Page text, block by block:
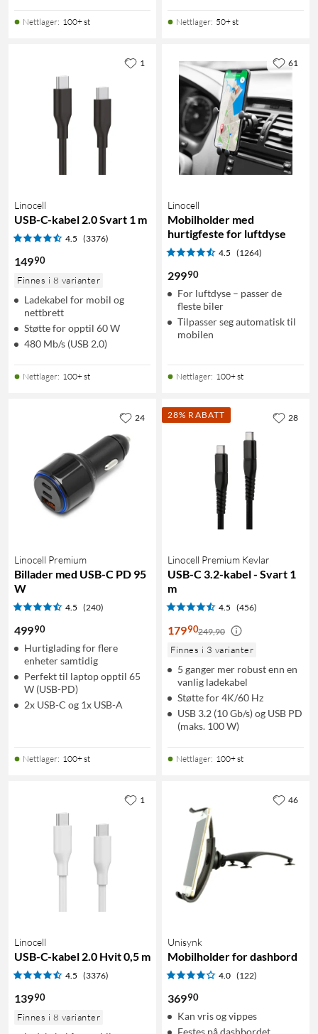
Nettlager: 100+ st Nettlager: 50+ st
Linocell
USB-C-kabel 2.0 Svart 1 m
4.5 (3376)
14990
Finnes i 8 varianter
Ladekabel for mobil og
nettbrett
Støtte for opptil 60 W
480 Mb/s (USB 2.0)
Nettlager: 100+ st
1
Linocell
Mobilholder med
hurtigfeste for luftdyse
4.5 (1264)
29990
For luftdyse – passer de
fleste biler
Tilpasser seg automatisk til
mobilen
Nettlager: 100+ st
61
Linocell Premium
Billader med USB-C PD 95
W
4.5 (240)
49990
Hurtiglading for flere
enheter samtidig
Perfekt til laptop opptil 65
W (USB-PD)
2x USB-C og 1x USB-A
Nettlager: 100+ st
24 28% RABATT
Linocell Premium Kevlar
USB-C 3.2-kabel - Svart 1
m
4.5 (456)
17990249,90
Finnes i 3 varianter
5 ganger mer robust enn en
vanlig ladekabel
Støtte for 4K/60 Hz
USB 3.2 (10 Gb/s) og USB PD
(maks. 100 W)
Nettlager: 100+ st
28
Linocell
USB-C-kabel 2.0 Hvit 0,5 m
4.5 (3376)
13990
Finnes i 8 varianter
1
Unisynk
Mobilholder for dashbord
4.0 (122)
36990
Kan vris og vippes
Festes på dashbordet
46